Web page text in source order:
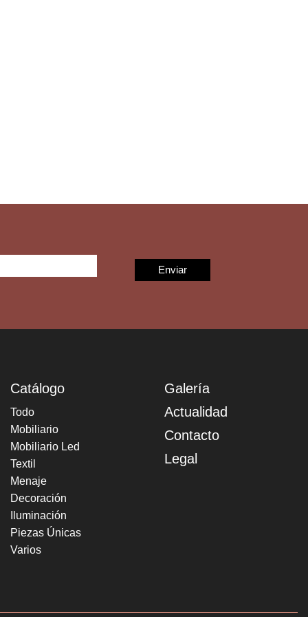
Catálogo
Todo
Mobiliario
Mobiliario Led
Textil
Menaje
Decoración
Iluminación
Piezas Únicas
Varios
Galería
Actualidad
Contacto
Legal